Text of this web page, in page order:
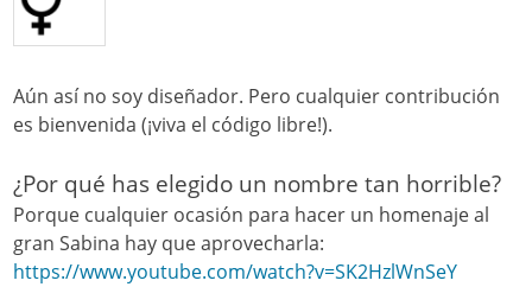
Aún así no soy diseñador. Pero cualquier contribución
es bienvenida (¡viva el código libre!).
¿Por qué has elegido un nombre tan horrible?
Porque cualquier ocasión para hacer un homenaje al
gran Sabina hay que aprovecharla:
https://www.youtube.com/watch?v=SK2HzlWnSeY